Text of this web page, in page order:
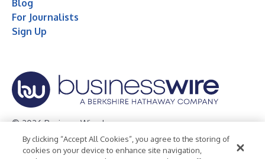
Blog
For Journalists
Sign Up
© 2026 Business Wire, Inc.
Privacy Policy Cookie Policy
Accessibility Statement
By clicking “Accept All Cookies”, you agree to the storing of
cookies on your device to enhance site navigation,